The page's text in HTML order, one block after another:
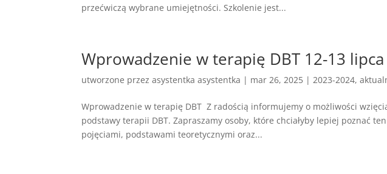
przećwiczą wybrane umiejętności. Szkolenie jest...
Wprowadzenie w terapię DBT 12-13 lipca
utworzone przezasystentka asystentka | mar 26, 2025 |2023-2024,
Wprowadzenie w terapię DBT Z radością informujemy o możliwości
podstawy terapii DBT. Zapraszamy osoby, które chciałyby lepiej poznać
pojęciami, podstawami teoretycznymi oraz...